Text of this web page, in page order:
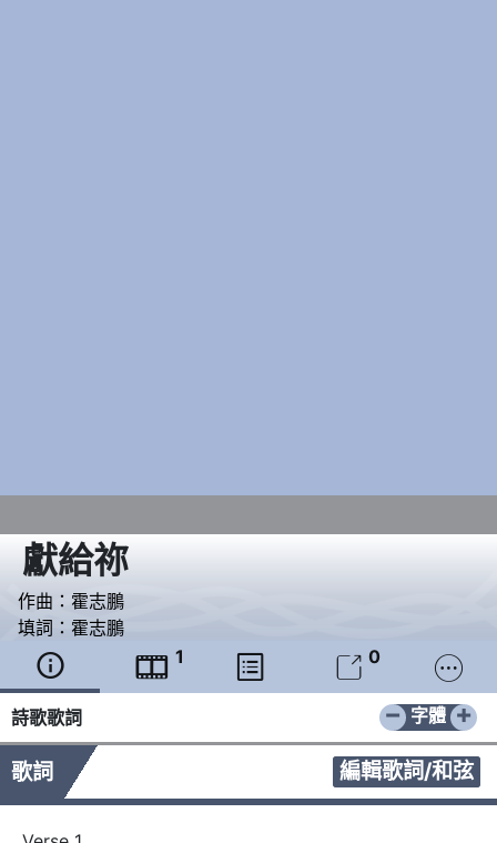
獻給祢
作曲： 霍志鵬
填詞： 霍志鵬
  1   0 
詩歌歌詞 − +
字體
歌詞 編輯歌詞/和弦